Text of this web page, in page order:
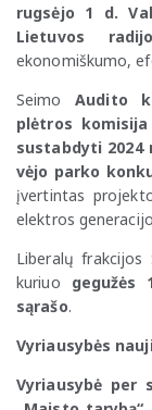
rugsėjo 1 d.
Lietuvos
ekonomiškumo,
SeimoAudito
plėtros
sustabdyti
vėjo parko
įvertintas
elektros
Liberalų
kuriuo gegužės
sąrašo.
Vyriausybės
Vyriausybė per